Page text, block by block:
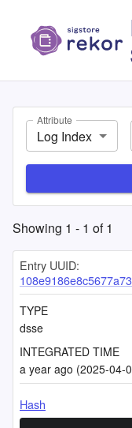
Attribute
Log Index
Showing 1 - 1 of1
Entry UUID:
TYPE
dsse
INTEGRATED TIME
a year ago (2025-04-
Hash